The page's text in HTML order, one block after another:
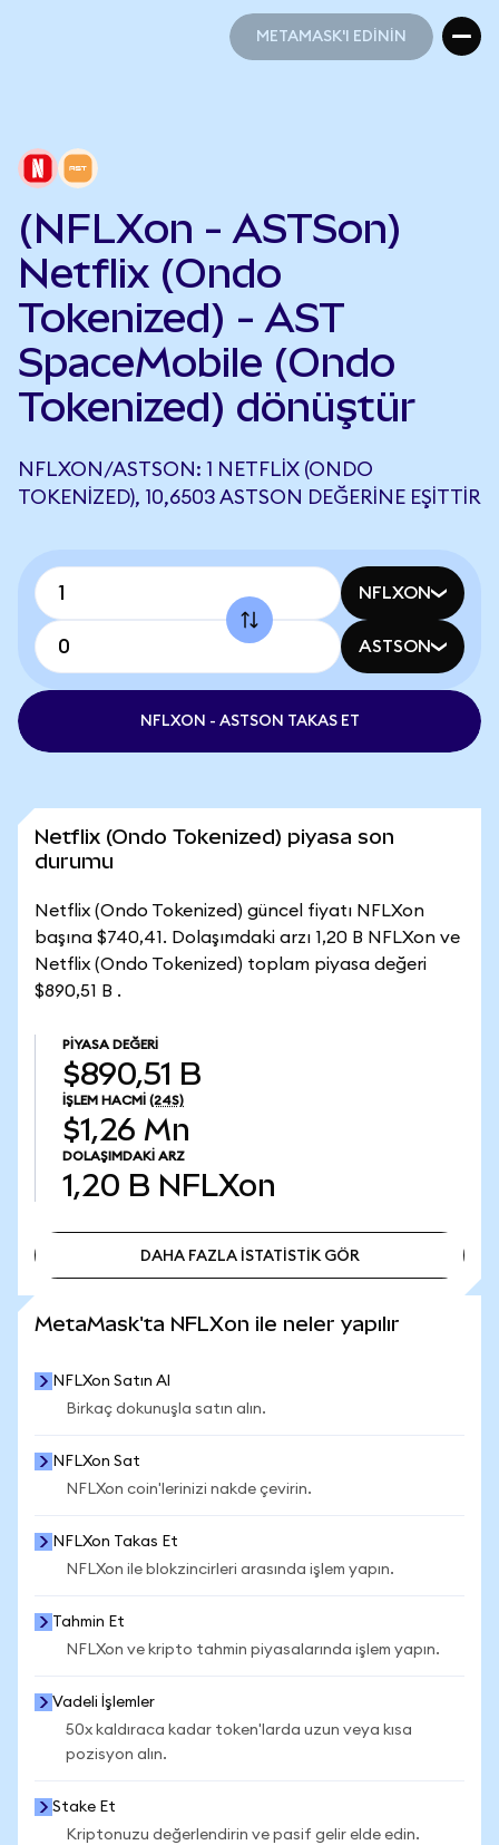
METAMASK'I EDİNİN
(NFLXon - ASTSon)
Netflix (Ondo
Tokenized) - AST
SpaceMobile (Ondo
Tokenized) dönüştür
NFLXON/ASTSON: 1 NETFLIX (ONDO
TOKENIZED), 10,6503 ASTSON DEĞERINE EŞITTIR
NFLXON
ASTSON
NFLXON - ASTSON TAKAS ET
Netflix (Ondo Tokenized) piyasa son
durumu
Netflix (Ondo Tokenized) güncel fiyatı NFLXon
başına $740,41. Dolaşımdaki arzı 1,20 B NFLXon ve
Netflix (Ondo Tokenized) toplam piyasa değeri
$890,51 B .
PIYASA DEĞERI
$890,51 B
İŞLEM HACMI (24S)
$1,26 Mn
DOLAŞIMDAKI ARZ
1,20 B NFLXon
DAHA FAZLA İSTATİSTİK GÖR
MetaMask'ta NFLXon ile neler yapılır
NFLXon Satın Al
Birkaç dokunuşla satın alın.
NFLXon Sat
NFLXon coin'lerinizi nakde çevirin.
NFLXon Takas Et
NFLXon ile blokzincirleri arasında işlem yapın.
Tahmin Et
NFLXon ve kripto tahmin piyasalarında işlem yapın.
Vadeli İşlemler
50x kaldıraca kadar token'larda uzun veya kısa
pozisyon alın.
Stake Et
Kriptonuzu değerlendirin ve pasif gelir elde edin.